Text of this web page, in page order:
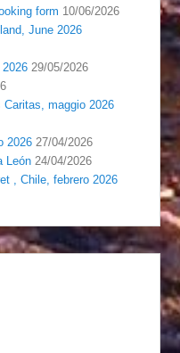
form 10/06/2026
June 2026
29/05/2026
maggio 2026
2026 27/04/2026
León 24/04/2026
, Chile, febrero 2026